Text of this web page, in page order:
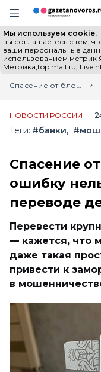
Информационный портал
Навигация сайта
Мы используем cookie.
вы соглашаетесь с тем,
ваши персональные
использованием метрик
Метрика,top.mail.ru,
Все новости
Главная
Лента
Спасение от блокировки: какую ошибку нельзя делать при переводе денег себе
НОВОСТИ РОССИИ
Теги: #банки
Спасение
ошибку
переводе
Перевести
— кажется, что
даже такая
привести к
в